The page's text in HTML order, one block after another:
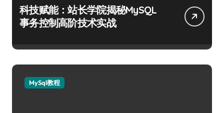
科技赋能：站长学院揭秘MySQL
事务控制高阶技术实战
MySql教程